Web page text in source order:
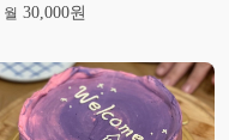
월 30,000원